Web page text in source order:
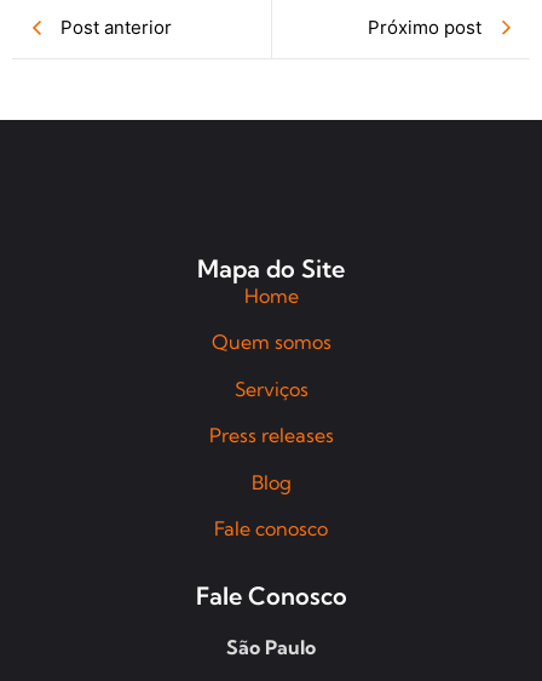
Post anterior Próximo post
Mapa do Site
Home
Quem somos
Serviços
Press releases
Blog
Fale conosco
Fale Conosco
São Paulo